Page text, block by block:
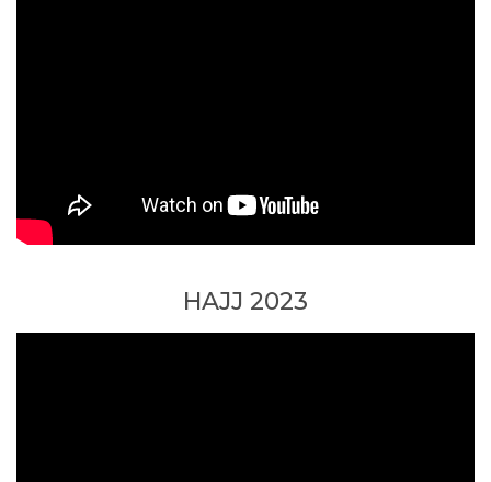
HAJJ 2023